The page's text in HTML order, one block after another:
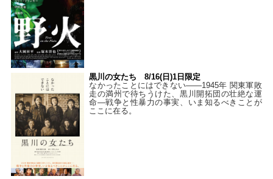
黒川の女たち 8/16(日)1日限定
なかったことにはできない——1945年 関東軍敗
走の満州で待ちうけた、黒川開拓団の壮絶な運
命―戦争と性暴力の事実、いま知るべきことが
ここに在る。